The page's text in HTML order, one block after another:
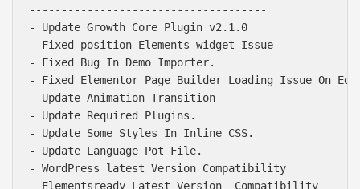
-------------------------------------
- Update Growth Core Plugin v2.1.0
- Fixed position Elements widget Issue
- Fixed Bug In Demo Importer.
- Fixed Elementor Page Builder Loading Issue On
- Update Animation Transition
- Update Required Plugins.
- Update Some Styles In Inline CSS.
- Update Language Pot File.
- WordPress latest Version Compatibility
- Elementsready Latest Version  Compatibility